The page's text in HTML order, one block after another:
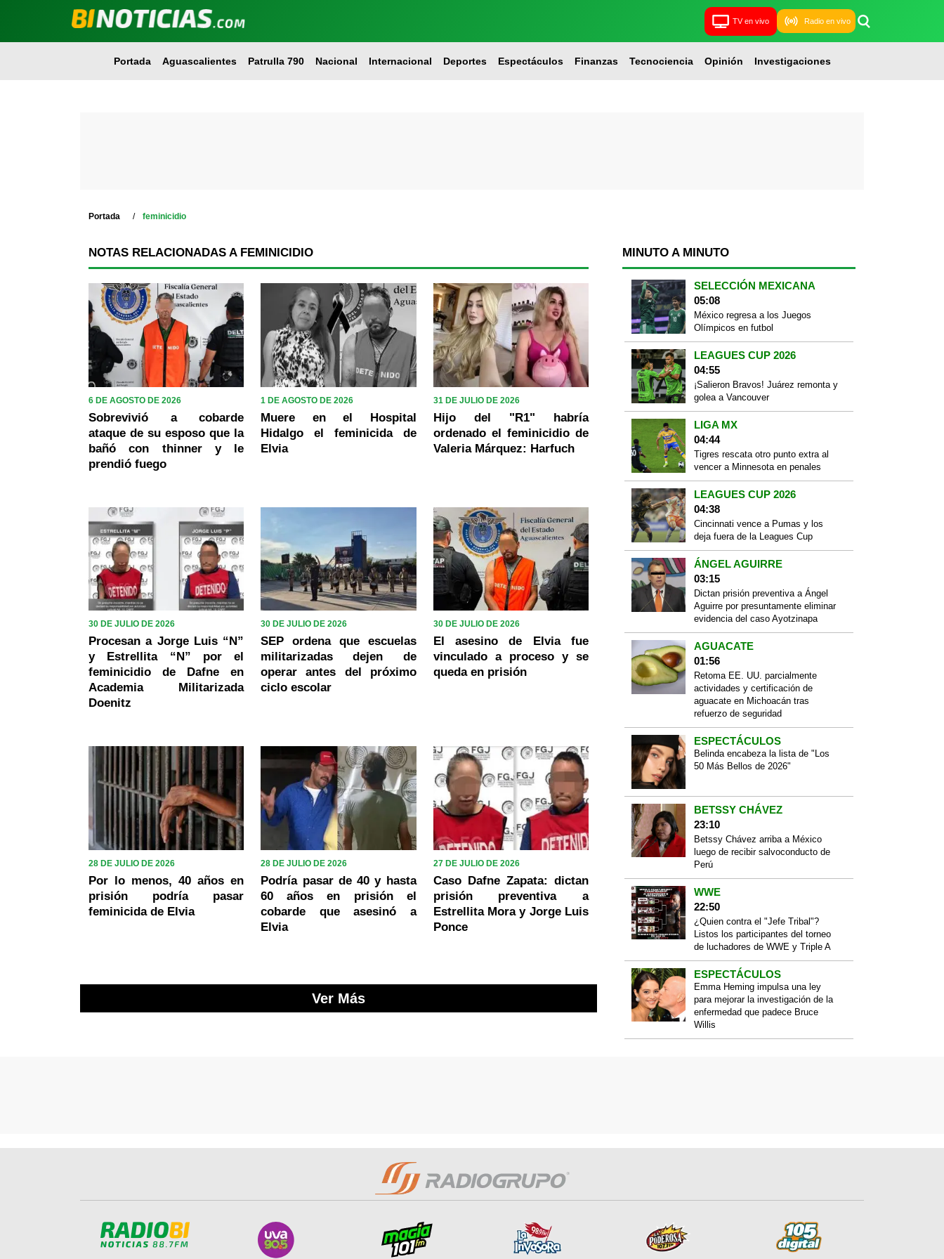
TV en vivo Radio en vivo
Portada Aguascalientes Patrulla 790 Nacional Internacional Deportes Espectáculos Finanzas Tecnociencia Opinión Investigaciones
Portada feminicidio
NOTAS RELACIONADAS A FEMINICIDIO
6 DE AGOSTO DE 2026
Sobrevivió a cobarde
ataque de su esposo que la
bañó con thinner y le
prendió fuego
1 DE AGOSTO DE 2026
Muere en el Hospital
Hidalgo el feminicida de
Elvia
31 DE JULIO DE 2026
Hijo del "R1" habría
ordenado el feminicidio de
Valeria Márquez: Harfuch
30 DE JULIO DE 2026
Procesan a Jorge Luis “N”
y Estrellita “N” por el
feminicidio de Dafne en
Academia Militarizada
Doenitz
30 DE JULIO DE 2026
SEP ordena que escuelas
militarizadas dejen de
operar antes del próximo
ciclo escolar
30 DE JULIO DE 2026
El asesino de Elvia fue
vinculado a proceso y se
queda en prisión
28 DE JULIO DE 2026
Por lo menos, 40 años en
prisión podría pasar
feminicida de Elvia
28 DE JULIO DE 2026
Podría pasar de 40 y hasta
60 años en prisión el
cobarde que asesinó a
Elvia
27 DE JULIO DE 2026
Caso Dafne Zapata: dictan
prisión preventiva a
Estrellita Mora y Jorge Luis
Ponce
Ver Más
MINUTO A MINUTO
SELECCIÓN MEXICANA
05:08
México regresa a los Juegos
Olímpicos en futbol
LEAGUES CUP 2026
04:55
¡Salieron Bravos! Juárez remonta y
golea a Vancouver
LIGA MX
04:44
Tigres rescata otro punto extra al
vencer a Minnesota en penales
LEAGUES CUP 2026
04:38
Cincinnati vence a Pumas y los
deja fuera de la Leagues Cup
ÁNGEL AGUIRRE
03:15
Dictan prisión preventiva a Ángel
Aguirre por presuntamente eliminar
evidencia del caso Ayotzinapa
AGUACATE
01:56
Retoma EE. UU. parcialmente
actividades y certificación de
aguacate en Michoacán tras
refuerzo de seguridad
ESPECTÁCULOS
Belinda encabeza la lista de "Los
50 Más Bellos de 2026"
BETSSY CHÁVEZ
23:10
Betssy Chávez arriba a México
luego de recibir salvoconducto de
Perú
WWE
22:50
¿Quien contra el "Jefe Tribal"?
Listos los participantes del torneo
de luchadores de WWE y Triple A
ESPECTÁCULOS
Emma Heming impulsa una ley
para mejorar la investigación de la
enfermedad que padece Bruce
Willis